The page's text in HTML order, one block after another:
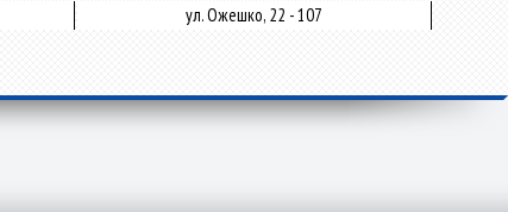
ул. Ожешко, 22 - 107